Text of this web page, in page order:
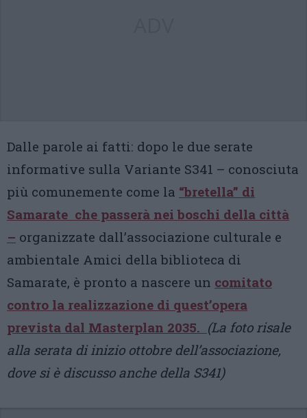
Dalle parole ai fatti: dopo le due serate
informative sulla Variante S341 – conosciuta
più comunemente come la “bretella” di
Samarate che passerà nei boschi della città
– organizzate dall’associazione culturale e
ambientale Amici della biblioteca di
Samarate, è pronto a nascere un comitato
contro la realizzazione di quest’opera
prevista dal Masterplan 2035. (La foto risale
alla serata di inizio ottobre dell’associazione,
dove si è discusso anche della S341)